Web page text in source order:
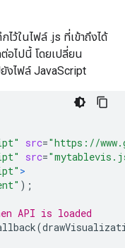
ว้ในไฟล์ .js ที่เข้าถึงได้
อไปนี้ โดยเปลี่ยน
ยังไฟล์ JavaScript
src="https://
src=
>
);
API is loaded
(